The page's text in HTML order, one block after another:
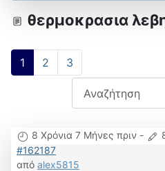
θερμοκρασια
1 2 3
8 Χρόνια 7 Μήνες πριν -
#162187
από alex5815